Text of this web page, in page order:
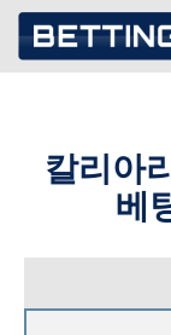
칼리아
베